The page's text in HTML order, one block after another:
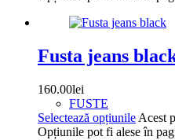
Fusta jeans
160.00lei
FUSTE
Selectează opțiunile Acest
Opțiunile pot fi alese în